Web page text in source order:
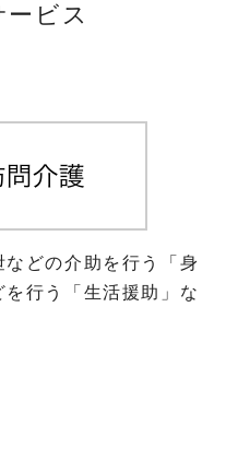
ビス
どの介助を行う「身
行う「生活援助」な